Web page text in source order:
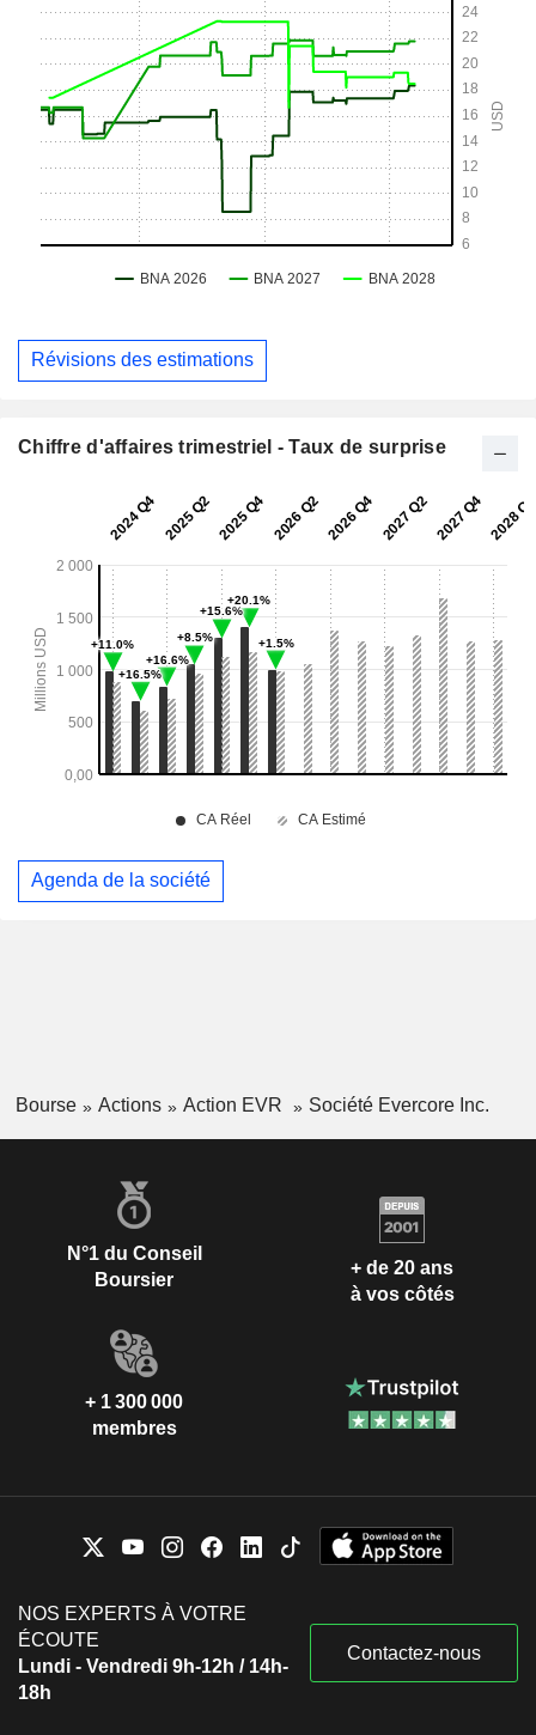
Révisions des estimations
Chiffre d'affaires trimestriel - Taux de surprise
Agenda de la société
Bourse Actions Action EVR Société Evercore Inc.
N°1 du Conseil
Boursier
+ de 20 ans
à vos côtés
+ 1 300 000
membres
NOS EXPERTS À VOTRE
ÉCOUTE
Lundi - Vendredi 9h-12h / 14h-
18h
Contactez-nous